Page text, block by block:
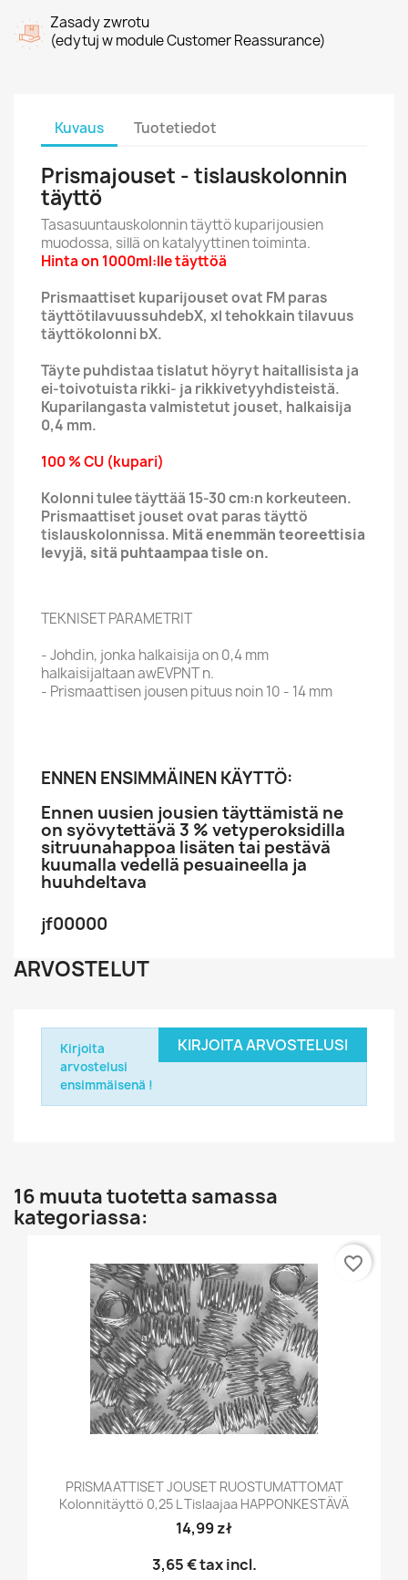
Zasady zwrotu
(edytuj w module Customer Reassurance)
Kuvaus Tuotetiedot
Prismajouset - tislauskolonnin
täyttö
Tasasuuntauskolonnin täyttö kuparijousien
muodossa, sillä on katalyyttinen toiminta.
Hinta on 1000ml:lle täyttöä
Prismaattiset kuparijouset ovat FM paras
täyttötilavuussuhdebX, xl tehokkain tilavuus
täyttökolonni bX.
Täyte puhdistaa tislatut höyryt haitallisista ja
ei-toivotuista rikki- ja rikkivetyyhdisteistä.
Kuparilangasta valmistetut jouset, halkaisija
0,4 mm.
100 % CU (kupari)
Kolonni tulee täyttää 15-30 cm:n korkeuteen.
Prismaattiset jouset ovat paras täyttö
tislauskolonnissa. Mitä enemmän teoreettisia
levyjä, sitä puhtaampaa tisle on.
TEKNISET PARAMETRIT
- Johdin, jonka halkaisija on 0,4 mm
halkaisijaltaan awEVPNT n.
- Prismaattisen jousen pituus noin 10 - 14 mm
ENNEN ENSIMMÄINEN KÄYTTÖ:
Ennen uusien jousien täyttämistä ne
on syövytettävä 3 % vetyperoksidilla
sitruunahappoa lisäten tai pestävä
kuumalla vedellä pesuaineella ja
huuhdeltava
jf00000
ARVOSTELUT
KIRJOITA ARVOSTELUSI
Kirjoita
arvostelusi
ensimmäisenä !
16 muuta tuotetta samassa
kategoriassa:
PRISMAATTISET JOUSET RUOSTUMATTOMAT
Kolonnitäyttö 0,25 L Tislaajaa HAPPONKESTÄVÄ
14,99 zł
3,65 €tax incl.
favorite_border